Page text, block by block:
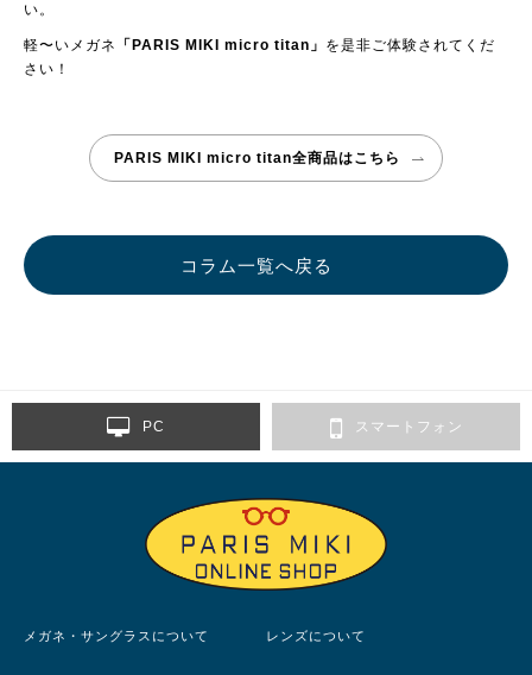
い。
軽〜いメガネ 「PARIS MIKI micro titan」 を是非ご体験されてくだ
さい！
PARIS MIKI micro titan全商品はこちら
コラム一覧へ戻る
PC スマートフォン
メガネ・サングラスについて レンズについて